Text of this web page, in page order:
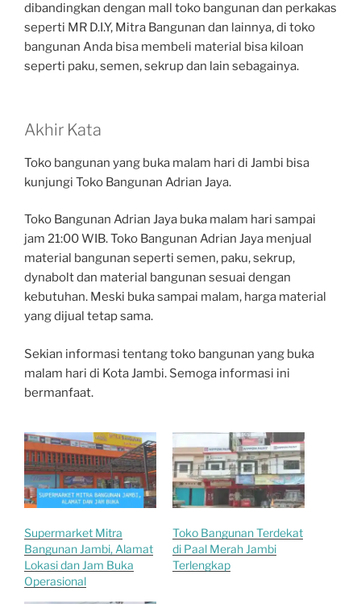
dibandingkan dengan mall toko bangunan dan perkakas
seperti MR D.I.Y, Mitra Bangunan dan lainnya, di toko
bangunan Anda bisa membeli material bisa kiloan
seperti paku, semen, sekrup dan lain sebagainya.
Akhir Kata
Toko bangunan yang buka malam hari di Jambi bisa
kunjungi Toko Bangunan Adrian Jaya.
Toko Bangunan Adrian Jaya buka malam hari sampai
jam 21:00 WIB. Toko Bangunan Adrian Jaya menjual
material bangunan seperti semen, paku, sekrup,
dynabolt dan material bangunan sesuai dengan
kebutuhan. Meski buka sampai malam, harga material
yang dijual tetap sama.
Sekian informasi tentang toko bangunan yang buka
malam hari di Kota Jambi. Semoga informasi ini
bermanfaat.
Supermarket Mitra
Bangunan Jambi, Alamat
Lokasi dan Jam Buka
Operasional
Toko Bangunan Terdekat
di Paal Merah Jambi
Terlengkap